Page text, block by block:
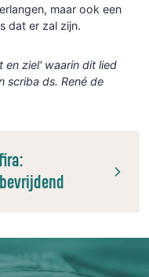
maar ook een
dat er zal zijn.
en ziel' waarin dit lied
scriba ds. René de